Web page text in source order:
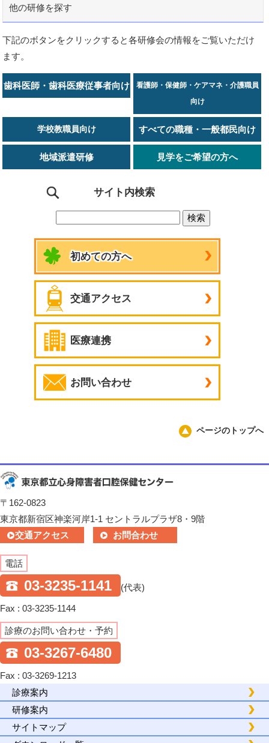
他の研修を探す
下記のボタンをクリックすると各研修会の情報をご覧いただけ
ます。
歯科医師・歯科医療従事者向け
看護師・保健師・ケアマネ・介護職員
向け
学校教職員向け すべての職種・一般都民向け
地域派遣研修 見学をご希望の方へ
サイト内検索
初めての方へ
交通アクセス
医療連携
お問い合わせ
ページのトップへ
〒162-0823
東京都新宿区神楽河岸1-1 セントラルプラザ8・9階
交通アクセス
お問合わせ
電話
03-3235-1141 (代表)
Fax : 03-3235-1144
診療のお問い合わせ・予約
03-3267-6480
Fax : 03-3269-1213
診療案内
研修案内
サイトマップ